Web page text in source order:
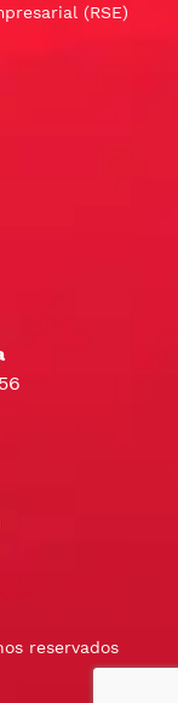
(RSE)
reservados